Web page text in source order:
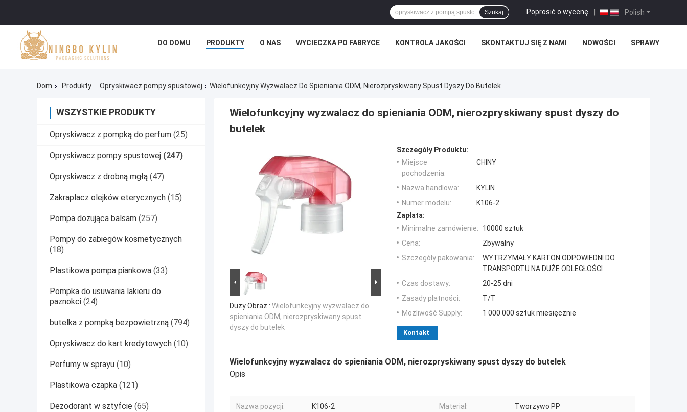
Polish
Poprosić o wycenę |
Szukaj
DO DOMU PRODUKTY O NAS WYCIECZKA PO FABRYCE KONTROLA JAKOŚCI SKONTAKTUJ SIĘ Z NAMI NOWOŚCI SPRAWY
Dom Produkty Opryskiwacz pompy spustowej Wielofunkcyjny Wyzwalacz Do Spieniania ODM, Nierozpryskiwany Spust Dyszy Do Butelek
WSZYSTKIE PRODUKTY
Opryskiwacz z pompką do perfum (25)
Opryskiwacz pompy spustowej (247)
Opryskiwacz z drobną mgłą (47)
Zakraplacz olejków eterycznych (15)
Pompa dozująca balsam (257)
Pompy do zabiegów kosmetycznych
(18)
Plastikowa pompa piankowa (33)
Pompka do usuwania lakieru do
paznokci (24)
butelka z pompką bezpowietrzną (794)
Opryskiwacz do kart kredytowych (10)
Perfumy w sprayu (10)
Plastikowa czapka (121)
Dezodorant w sztyfcie (65)
Wielofunkcyjny wyzwalacz do spieniania ODM, nierozpryskiwany spust dyszy do
butelek
Duży Obraz : Wielofunkcyjny wyzwalacz do
spieniania ODM, nierozpryskiwany spust
dyszy do butelek
Szczegóły Produktu:
Miejsce
pochodzenia:
CHINY
Nazwa handlowa:
KYLIN
Numer modelu:
K106-2
Zapłata:
Minimalne zamówienie:
10000 sztuk
Cena:
Zbywalny
Szczegóły pakowania:
WYTRZYMAŁY KARTON ODPOWIEDNI DO
TRANSPORTU NA DUŻE ODLEGŁOŚCI
Czas dostawy:
20-25 dni
Zasady płatności:
T/T
Możliwość Supply:
1 000 000 sztuk miesięcznie
Kontakt
Wielofunkcyjny wyzwalacz do spieniania ODM, nierozpryskiwany spust dyszy do butelek
Opis
Nazwa pozycji: K106-2 Materiał: Tworzywo PP